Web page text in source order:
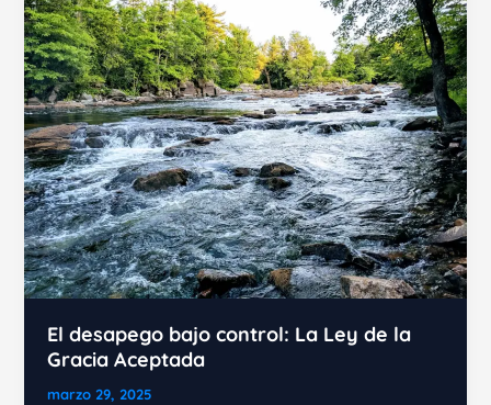
y
la
Ley
de
la
Atracción
como
Llave
del
Reino
de
Dios
El desapego bajo control: La Ley de la
Gracia Aceptada
marzo 29, 2025